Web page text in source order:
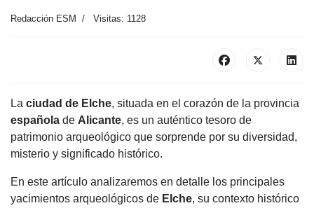
Redacción ESM Visitas: 1128
La ciudad de Elche, situada en el corazón de la provincia
española de Alicante, es un auténtico tesoro de
patrimonio arqueológico que sorprende por su diversidad,
misterio y significado histórico.
En este artículo analizaremos en detalle los principales
yacimientos arqueológicos de Elche, su contexto histórico